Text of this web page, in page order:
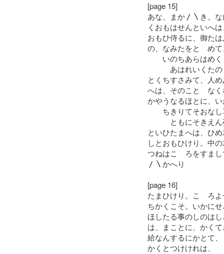
[page 15]
あな、まか〳〵き。
くおもはせんといへ
おもひ侍るに、御た
の、なみたをとゝめ
いのちあらはめく
あはれいくたの
とくちすさみて、人
へは、そのことゝな
かやうなるほとに、
ちきりてそおなし
ともにそきえん
といひたまへは、ひ
しとおもひけり。中
つねはこゝろをすま
〳〵かへり
[page 16]
たまひけり。こゝろ
ちかくこそ。いかに
ほしたる事のしのは
は、まことに、かく
給なんするにかとて
かくとつけけれは、